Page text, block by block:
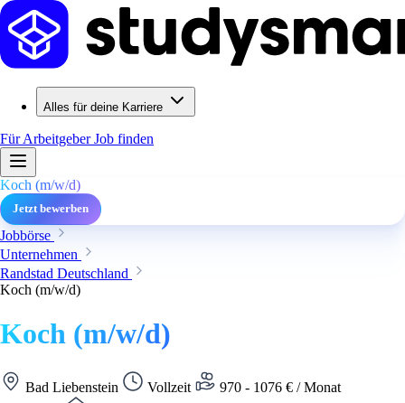
Alles für deine Karriere
Für ArbeitgeberJob finden
Koch (m/w/d)
Jetzt bewerben
Jobbörse
Unternehmen
Randstad Deutschland
Koch (m/w/d)
Koch (m/w/d)
Bad Liebenstein Vollzeit
970 - 1076 € / Monat